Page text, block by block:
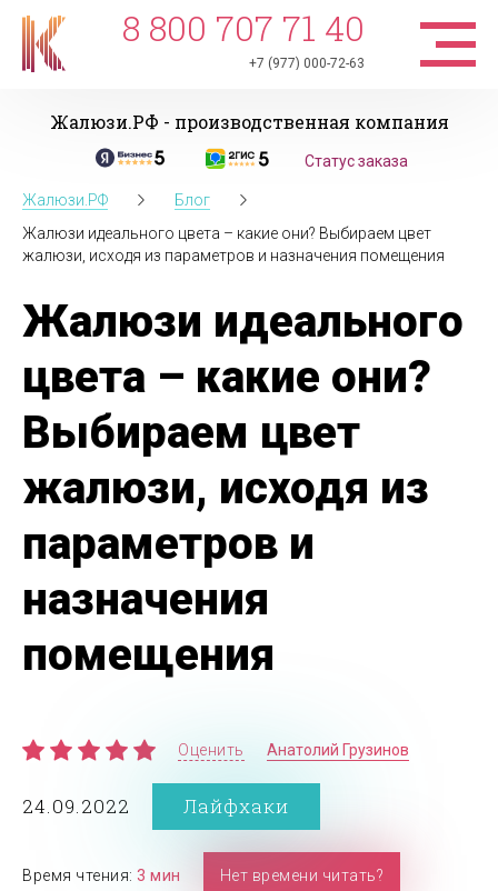
8 800 707 71 40
+7 (977) 000-72-63
Жалюзи.РФ - производственная компания
Статус заказа
Жалюзи.РФ
Блог
Жалюзи идеального цвета – какие они? Выбираем цвет
жалюзи, исходя из параметров и назначения помещения
Жалюзи идеального
цвета – какие они?
Выбираем цвет
жалюзи, исходя из
параметров и
назначения
помещения
Оценить Анатолий Грузинов
24.09.2022 Лайфхаки
Время чтения: 3 мин Нет времени читать?